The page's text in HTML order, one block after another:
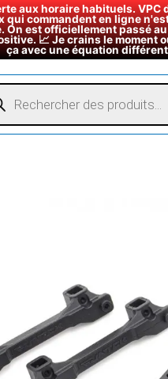
aux horaire habituels. VPC
qui commandent en ligne
On est officiellement passé
📈 Je crains le moment
ça avec une équation